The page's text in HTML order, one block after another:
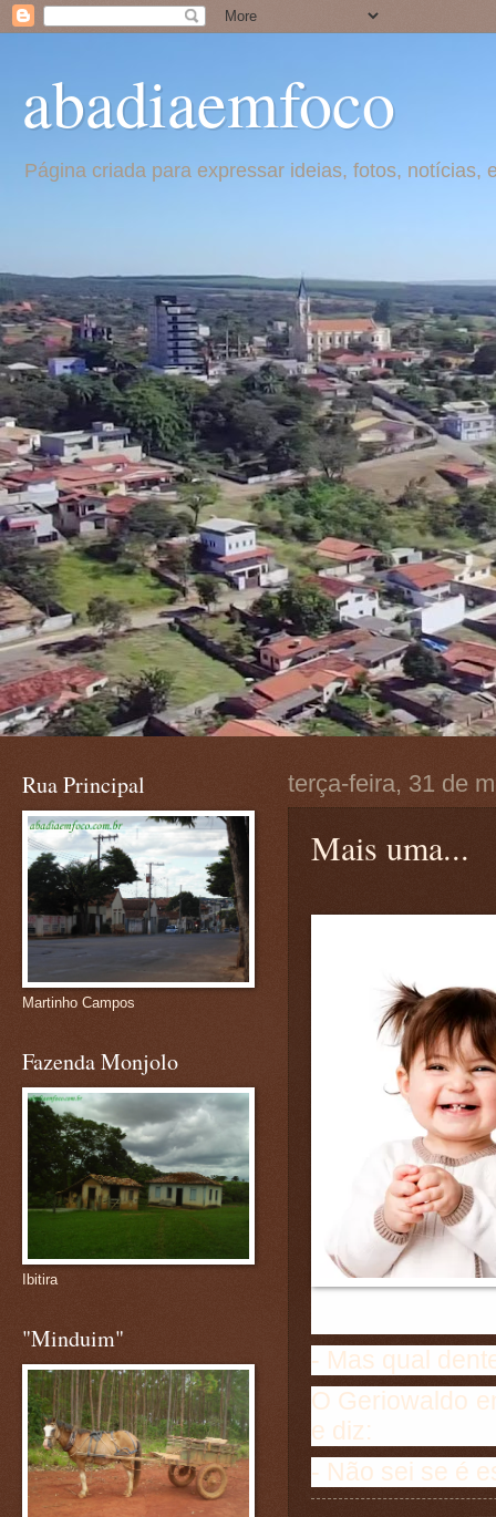
abadiaemfoco
Página criada para expressar ideias, fotos,
terça-feira, 31 de
Mais uma...
- Mas qual
O Geriowaldo
e diz:
- Não sei se é
Rua Principal
Martinho Campos
Fazenda Monjolo
Ibitira
"Minduim"